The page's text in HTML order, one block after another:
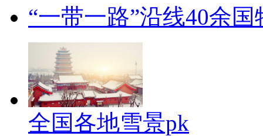
“一带一路”沿线40余
全国各地雪景pk